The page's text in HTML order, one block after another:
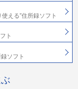
える”住所録ソフト
ト
ソフト